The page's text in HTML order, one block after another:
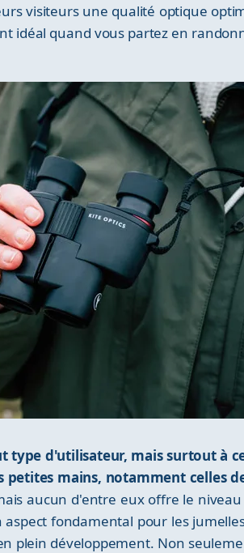
visiteurs une qualité optique
idéal quand vous partez en
d'utilisateur, mais surtout à
mains, notamment celles
aucun d'entre eux offre le
fondamental pour les
plein développement. Non